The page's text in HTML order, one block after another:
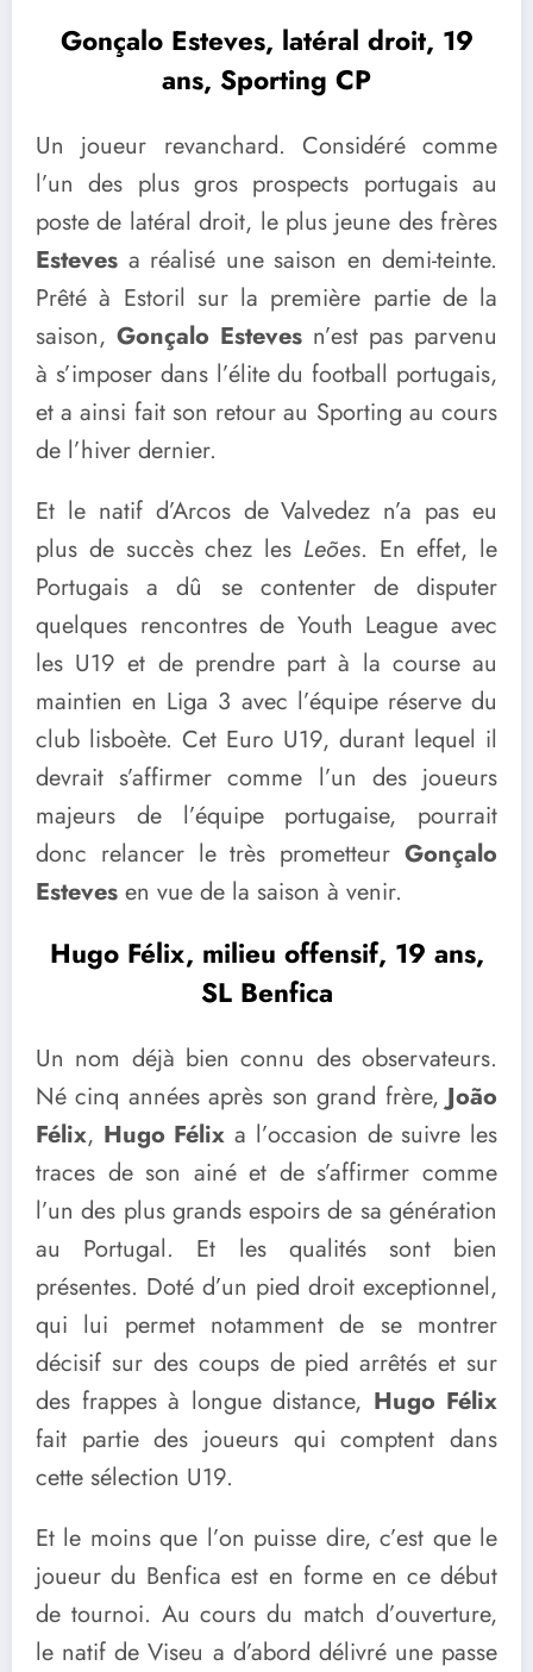
Gonçalo Esteves, latéral droit, 19
ans, Sporting CP
Un joueur revanchard. Considéré comme
l’un des plus gros prospects portugais au
poste de latéral droit, le plus jeune des frères
Esteves a réalisé une saison en demi-teinte.
Prêté à Estoril sur la première partie de la
saison, Gonçalo Esteves n’est pas parvenu
à s’imposer dans l’élite du football portugais,
et a ainsi fait son retour au Sporting au cours
de l’hiver dernier.
Et le natif d’Arcos de Valvedez n’a pas eu
plus de succès chez les Leões. En effet, le
Portugais a dû se contenter de disputer
quelques rencontres de Youth League avec
les U19 et de prendre part à la course au
maintien en Liga 3 avec l’équipe réserve du
club lisboète. Cet Euro U19, durant lequel il
devrait s’affirmer comme l’un des joueurs
majeurs de l’équipe portugaise, pourrait
donc relancer le très prometteur Gonçalo
Esteves en vue de la saison à venir.
Hugo Félix, milieu offensif, 19 ans,
SL Benfica
Un nom déjà bien connu des observateurs.
Né cinq années après son grand frère, João
Félix, Hugo Félix a l’occasion de suivre les
traces de son ainé et de s’affirmer comme
l’un des plus grands espoirs de sa génération
au Portugal. Et les qualités sont bien
présentes. Doté d’un pied droit exceptionnel,
qui lui permet notamment de se montrer
décisif sur des coups de pied arrêtés et sur
des frappes à longue distance, Hugo Félix
fait partie des joueurs qui comptent dans
cette sélection U19.
Et le moins que l’on puisse dire, c’est que le
joueur du Benfica est en forme en ce début
de tournoi. Au cours du match d’ouverture,
le natif de Viseu a d’abord délivré une passe